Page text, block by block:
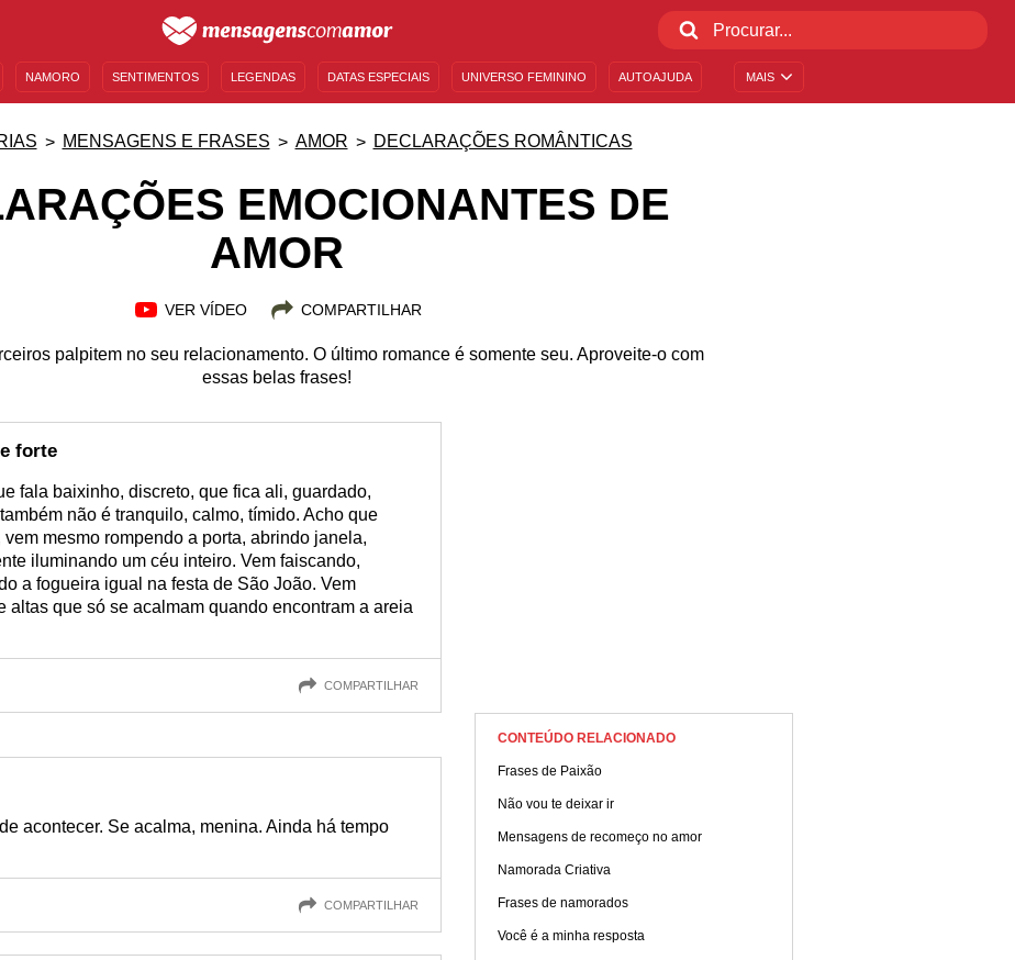
MAIS
NAMORO SENTIMENTOS LEGENDAS DATAS ESPECIAIS UNIVERSO FEMININO AUTOAJUDA
MENSAGENS E FRASES AMOR DECLARAÇÕES ROMÂNTICAS
EMOCIONANTES DE
AMOR
VER VÍDEO COMPARTILHAR
palpitem no seu relacionamento. O último romance é somente seu. Aproveite-o com
essas belas frases!
forte
fala baixinho, discreto, que fica ali, guardado,
não é tranquilo, calmo, tímido. Acho que
mesmo rompendo a porta, abrindo janela,
iluminando um céu inteiro. Vem faiscando,
a fogueira igual na festa de São João. Vem
altas que só se acalmam quando encontram a areia
COMPARTILHAR
acontecer. Se acalma, menina. Ainda há tempo
COMPARTILHAR
CONTEÚDO RELACIONADO
Frases de Paixão
Não vou te deixar ir
Mensagens de recomeço no amor
Namorada Criativa
Frases de namorados
Você é a minha resposta